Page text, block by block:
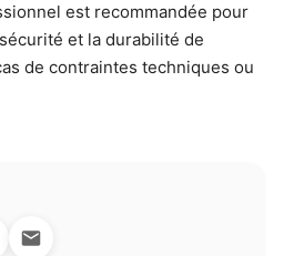
est recommandée pour
et la durabilité de
de contraintes techniques ou